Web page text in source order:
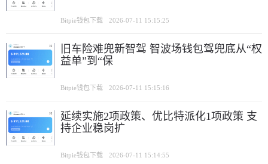
Bitpie钱包下载 2026-07-11 15:15:25
旧车险难兜新智驾 智波场钱包驾兜底从“权
益单”到“保
Bitpie钱包下载 2026-07-11 15:15:16
延续实施2项政策、优比特派化1项政策 支
持企业稳岗扩
Bitpie钱包下载 2026-07-11 15:14:55